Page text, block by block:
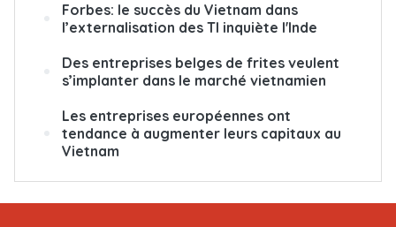
Forbes: le succès du Vietnam dans
l’externalisation des TI inquiète l'Inde
Des entreprises belges de frites veulent
s’implanter dans le marché vietnamien
Les entreprises européennes ont
tendance à augmenter leurs capitaux au
Vietnam